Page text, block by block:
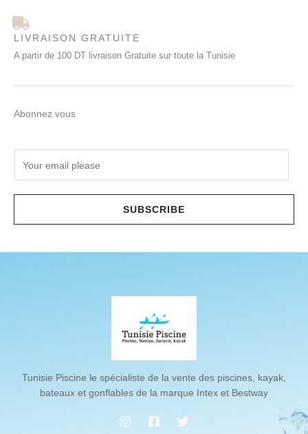
LIVRAISON GRATUITE
A partir de 100 DT livraison Gratuite sur toute la Tunisie
Abonnez vous
SUBSCRIBE
Tunisie Piscine le spécialiste de la vente des piscines, kayak,
bateaux et gonflables de la marque Intex et Bestway